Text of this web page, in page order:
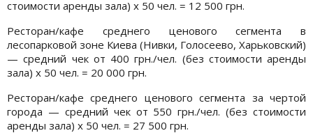
стоимости аренды зала) х 50 чел. = 12 500 грн.
Ресторан/кафе среднего ценового сегмента в
лесопарковой зоне Киева (Нивки, Голосеево, Харьковский)
— средний чек от 400 грн./чел. (без стоимости аренды
зала) х 50 чел. = 20 000 грн.
Ресторан/кафе среднего ценового сегмента за чертой
города — средний чек от 550 грн./чел. (без стоимости
аренды зала) х 50 чел. = 27 500 грн.